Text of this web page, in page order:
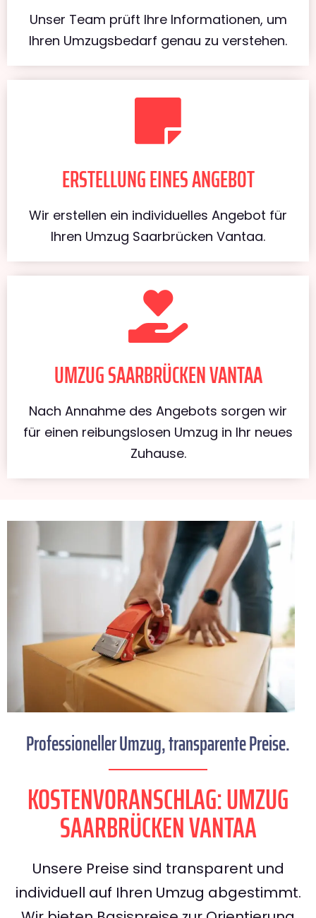
Unser Team prüft Ihre Informationen, um
Ihren Umzugsbedarf genau zu verstehen.
ERSTELLUNG EINES ANGEBOT
Wir erstellen ein individuelles Angebot für
Ihren Umzug Saarbrücken Vantaa.
UMZUG SAARBRÜCKEN VANTAA
Nach Annahme des Angebots sorgen wir
für einen reibungslosen Umzug in Ihr neues
Zuhause.
Professioneller Umzug, transparente Preise.
KOSTENVORANSCHLAG: UMZUG
SAARBRÜCKEN VANTAA
Unsere Preise sind transparent und
individuell auf Ihren Umzug abgestimmt.